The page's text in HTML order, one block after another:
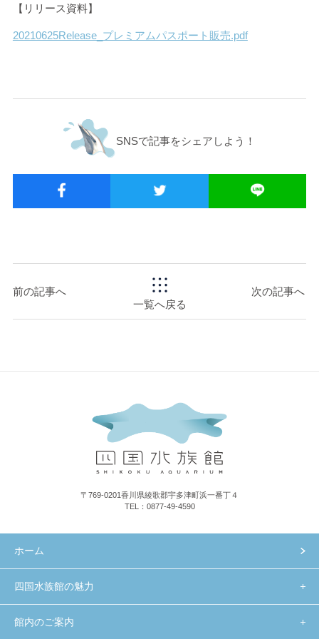
【リリース資料】
20210625Release_プレミアムパスポート販売.pdf
SNSで記事をシェアしよう！
前の記事へ
一覧へ戻る
次の記事へ
〒769-0201香川県綾歌郡宇多津町浜一番丁４
TEL：0877-49-4590
ホーム
四国水族館の魅力
館内のご案内